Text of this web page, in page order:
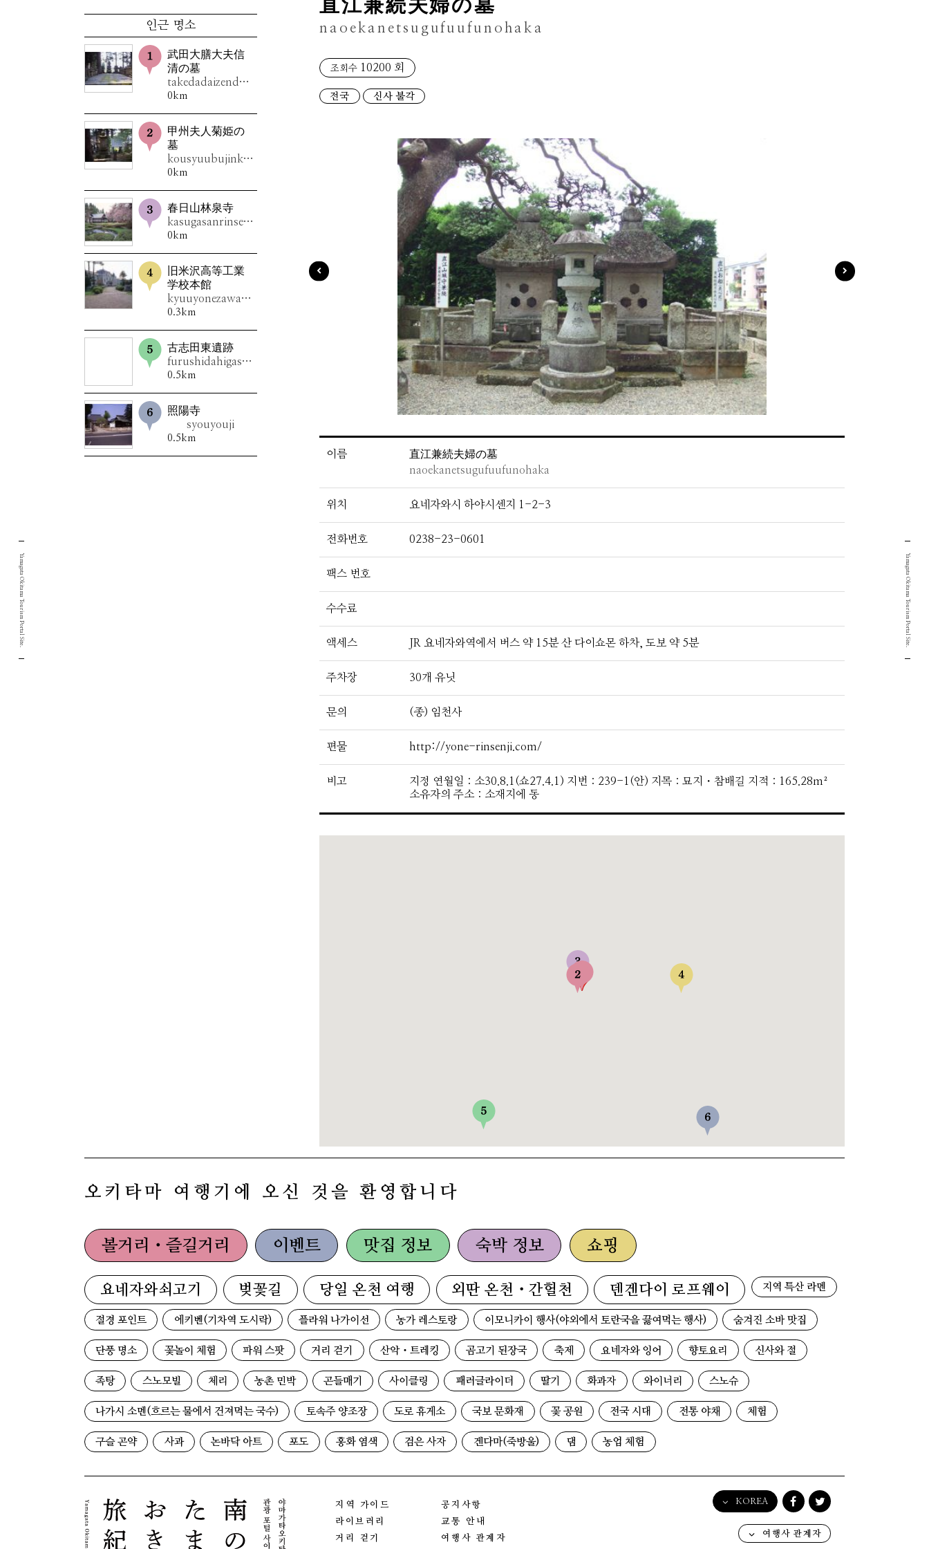
直江兼続夫婦の墓
naoekanetsugufuufunohaka
조회수 10200 회
전국 신사 불각
이름
直江兼続夫婦の墓
naoekanetsugufuufunohaka
위치 요네자와시 하야시센지 1-2-3
전화번호 0238-23-0601
팩스 번호
수수료
액세스 JR 요네자와역에서 버스 약 15분 산 다이쇼몬 하차, 도보 약 5분
주차장 30개 유닛
문의 (종) 임천사
편물 http://yone-rinsenji.com/
비고
지정 연월일：소30.8.1(쇼27.4.1) 지번：239-1(안) 지목：묘지・참배길 지적：165.28m²
소유자의 주소：소재지에 동
인근 명소
武田大膳大夫信
清の墓
takedadaizendaibunobukiyonohaka
0km
甲州夫人菊姫の
墓
kousyuubujinkikuhimenohaka
0km
春日山林泉寺
kasugasanrinsenji
0km
旧米沢高等工業
学校本館
kyuuyonezawakoutoukougyougakkouhonkan
0.3km
古志田東遺跡
furushidahigashiiseki
0.5km
照陽寺
syouyouji
0.5km
오키타마 여행기에 오신 것을 환영합니다
볼거리・즐길거리 이벤트 맛집 정보 숙박 정보 쇼핑
요네자와쇠고기 벚꽃길 당일 온천 여행 외딴 온천・간헐천 덴겐다이 로프웨이 지역 특산 라멘
절경 포인트 에키벤(기차역 도시락) 플라워 나가이선 농가 레스토랑 이모니카이 행사(야외에서 토란국을 끓여먹는 행사) 숨겨진 소바 맛집
단풍 명소 꽃놀이 체험 파워 스팟 거리 걷기 산악・트레킹 곰고기 된장국 축제 요네자와 잉어 향토요리 신사와 절
족탕 스노모빌 체리 농촌 민박 곤들매기 사이클링 패러글라이더 딸기 화과자 와이너리 스노슈
나가시 소멘(흐르는 물에서 건져먹는 국수) 토속주 양조장 도로 휴게소 국보 문화재 꽃 공원 전국 시대 전통 야채 체험
구슬 곤약 사과 논바닥 아트 포도 홍화 염색 검은 사자 겐다마(죽방울) 댐 농업 체험
지역 가이드
라이브러리
거리 걷기
공지사항
교통 안내
여행사 관계자
KOREA
English
日本語
여행사 관계자
Yamagata Okitama Tourism Portal Site. Yamagata Okitama Tourism Portal Site.